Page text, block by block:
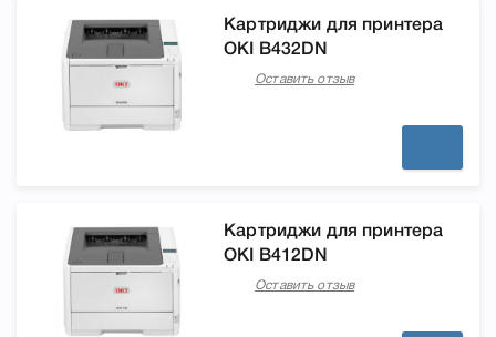
Картриджи для принтера
OKI B432DN
Оставить отзыв
Картриджи для принтера
OKI B412DN
Оставить отзыв